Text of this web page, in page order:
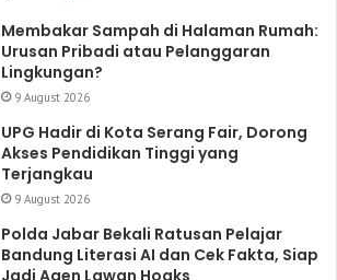
Membakar Sampah di Halaman Rumah:
Urusan Pribadi atau Pelanggaran
Lingkungan?
9 August 2026
UPG Hadir di Kota Serang Fair, Dorong
Akses Pendidikan Tinggi yang
Terjangkau
9 August 2026
Polda Jabar Bekali Ratusan Pelajar
Bandung Literasi AI dan Cek Fakta, Siap
Jadi Agen Lawan Hoaks